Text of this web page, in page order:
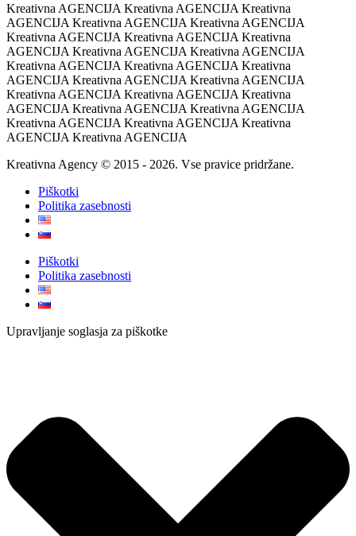
Kreativna AGENCIJA Kreativna AGENCIJA Kreativna
AGENCIJA Kreativna AGENCIJA Kreativna AGENCIJA
Kreativna AGENCIJA Kreativna AGENCIJA Kreativna
AGENCIJA Kreativna AGENCIJA Kreativna AGENCIJA
Kreativna AGENCIJA Kreativna AGENCIJA Kreativna
AGENCIJA Kreativna AGENCIJA Kreativna AGENCIJA
Kreativna AGENCIJA Kreativna AGENCIJA Kreativna
AGENCIJA Kreativna AGENCIJA Kreativna AGENCIJA
Kreativna AGENCIJA Kreativna AGENCIJA Kreativna
AGENCIJA Kreativna AGENCIJA
Kreativna Agency © 2015 - 2026. Vse pravice pridržane.
Piškotki
Politika zasebnosti
Piškotki
Politika zasebnosti
Upravljanje soglasja za piškotke